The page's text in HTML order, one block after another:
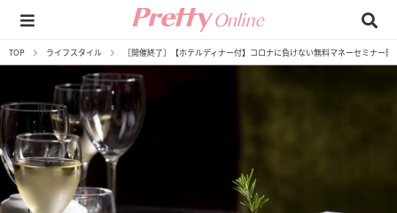
TOP ライフスタイル ［開催終了］【ホテルディナー付】コロナに負けない無料マネーセミナー